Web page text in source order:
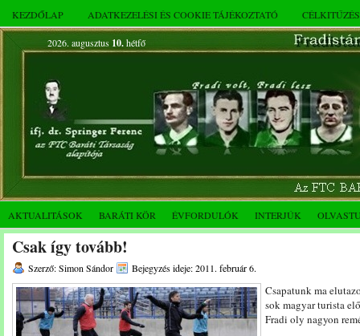
KEZDŐLAP ADATKEZELÉSI ÉS COOKIE TÁJÉKOZTATÓ
2026. augusztus 10.hétfő
AKTUALITÁSOK BARÁTI KÖR ÉVFORDULÓK INTERJÚK
Csak így tovább!
Szerző: Simon Sándor Bejegyzés ideje: 2011. február 6.
Csapatunk ma
sok magyar turista
Fradi oly nagyon